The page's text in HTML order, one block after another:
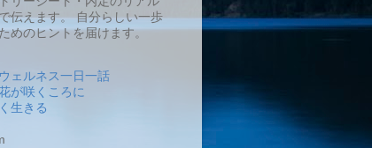
伝えます。 自分らしい一歩
めのヒントを届けます。
ェルネス一日一話
が咲くころに
生きる